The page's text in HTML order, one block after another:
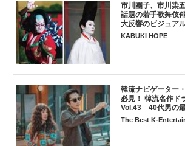
市川團子、市川染
話題の若手歌舞伎
大反響のビジュア
KABUKI HOPE
韓流ナビゲーター
必見！ 韓流名作ド
Vol.43 40代男の
The Best K-